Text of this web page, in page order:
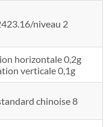
niveau 2
horizontale 0,2g
verticale 0,1g
chinoise 8